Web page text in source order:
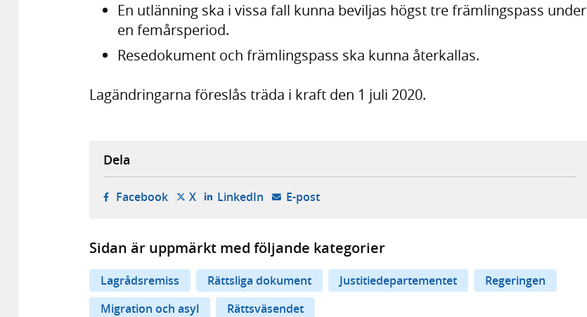
En utlänning ska i vissa fall kunna beviljas högst tre främlingspass under
en femårsperiod.
Resedokument och främlingspass ska kunna återkallas.
Lagändringarna föreslås träda i kraft den 1 juli 2020.
Dela
Facebook- öppnas i ny flik, extern webbplats,
X- öppnas i ny flik, extern webbplats,
LinkedIn- öppnas i ny flik, extern webbplats,
E-post- öppnar din e-postklient,
Sidan är uppmärkt med följande kategorier
Lagrådsremiss Rättsliga dokument Justitiedepartementet
Regeringen
Migration och asyl
Rättsväsendet